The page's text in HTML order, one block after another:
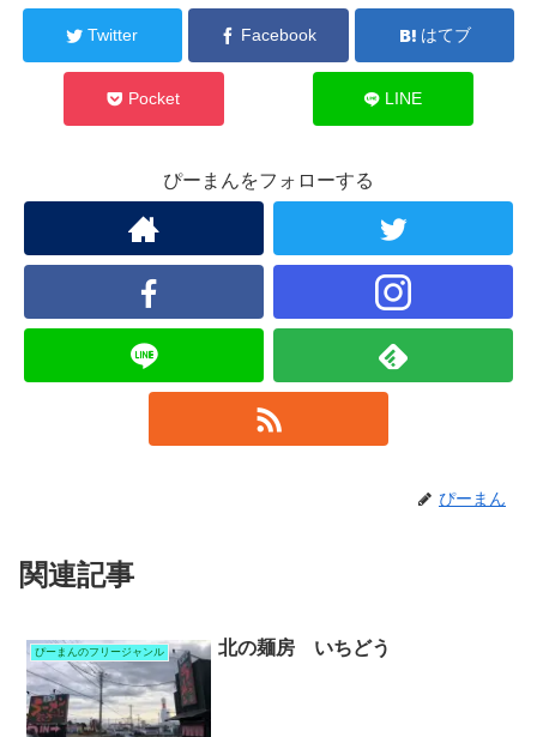
Twitter Facebook はてブ
Pocket LINE
ぴーまんをフォローする
ぴーまん
関連記事
ぴーまんのフリージャンル 北の麺房 いちどう